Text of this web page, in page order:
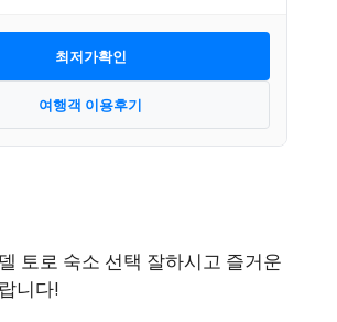
최저가확인
여행객 이용후기
토로 숙소 선택 잘하시고 즐거운
니다!